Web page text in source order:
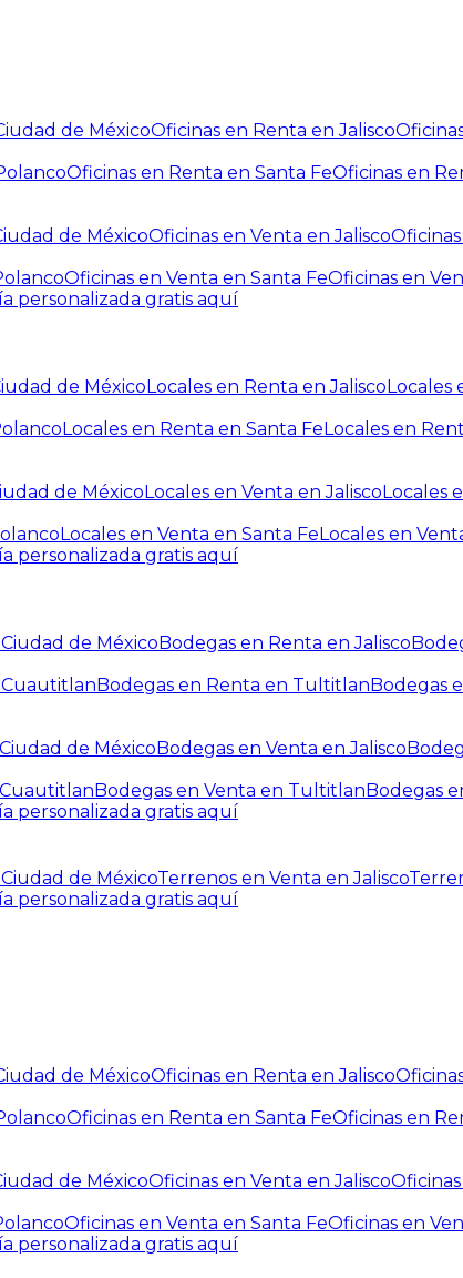
de MéxicoOficinas en Renta en Jalisco
Oficinas en Renta en Santa FeOficinas en
de MéxicoOficinas en Venta en Jalisco
Oficinas en Venta en Santa FeOficinas en
personalizada gratis aquí
de MéxicoLocales en Renta en JaliscoLocales
Locales en Renta en Santa FeLocales en
de MéxicoLocales en Venta en JaliscoLocales
Locales en Venta en Santa FeLocales en
personalizada gratis aquí
de MéxicoBodegas en Renta en Jalisco
Bodegas en Renta en TultitlanBodegas
de MéxicoBodegas en Venta en Jalisco
Bodegas en Venta en TultitlanBodegas
personalizada gratis aquí
de MéxicoTerrenos en Venta en Jalisco
personalizada gratis aquí
de MéxicoOficinas en Renta en Jalisco
Oficinas en Renta en Santa FeOficinas en
de MéxicoOficinas en Venta en Jalisco
Oficinas en Venta en Santa FeOficinas en
personalizada gratis aquí